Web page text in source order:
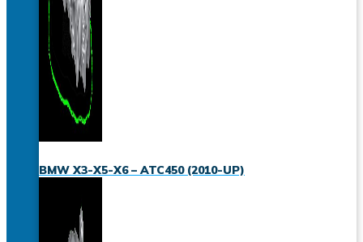
BMW X3-X5-X6 – ATC450 (2010-UP)